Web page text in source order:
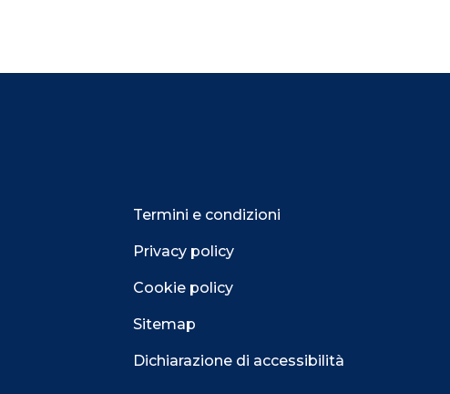
Termini e condizioni
Privacy policy
Cookie policy
Sitemap
Dichiarazione di accessibilità